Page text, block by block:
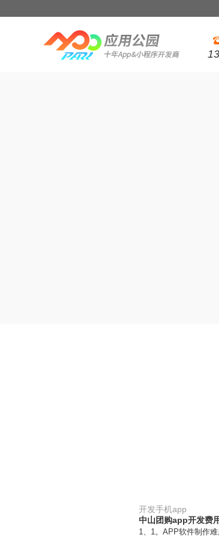
开发手机app
中山团购app开发费
1、1。APP软件制作